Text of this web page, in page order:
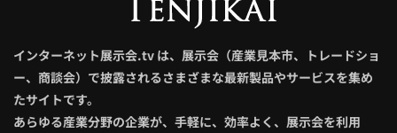
インターネット展示会.tv は、展示会（産業見本市、トレードショ
ー、商談会）で披露されるさまざまな最新製品やサービスを集め
たサイトです。
あらゆる産業分野の企業が、手軽に、効率よく、展示会を利用